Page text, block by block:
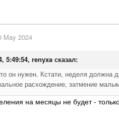
May 2024
5:49:54, renyxa сказал:
он нужен. Кстати, неделя должна
расхождение, затмение
на месяцы не будет -